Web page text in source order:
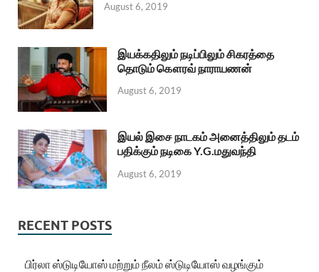
August 6, 2019
இயக்கதிலும் நடிப்பிலும் சிகரத்தை
தொடும் கௌரவ் நாராயணன்
August 6, 2019
இயல் இசை நாடகம் அனைத்திலும் தடம்
பதிக்கும் நடிகை Y.G.மதுவந்தி
August 6, 2019
RECENT POSTS
பிர்லா ஸ்டுடியோஸ் மற்றும் நீலம் ஸ்டுடியோஸ் வழங்கும்